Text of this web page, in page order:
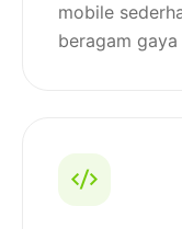
mobile
beragam